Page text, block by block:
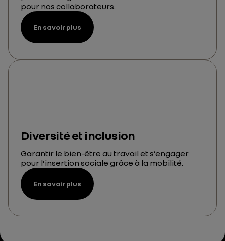
pour nos collaborateurs.
En savoir plus
Diversité et inclusion
Garantir le bien-être au travail et s’engager
pour l’insertion sociale grâce à la mobilité.
En savoir plus